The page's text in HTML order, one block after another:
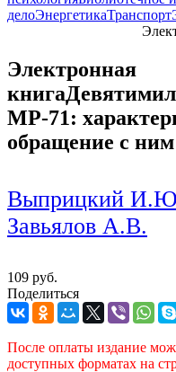
делоЭнергетикаТранспорт
Электронная
книга
МР-71:
обращение с ним
Выприцкий
Завьялов А.В.
109 руб.
Поделиться
После оплаты издание
доступных форматах на